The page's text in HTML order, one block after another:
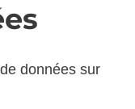
données sur